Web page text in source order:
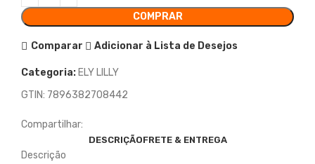
COMPRAR
Comparar Adicionar à Lista de Desejos
Categoria: ELY LILLY
GTIN: 7896382708442
Compartilhar:
DESCRIÇÃOFRETE & ENTREGA
Descrição